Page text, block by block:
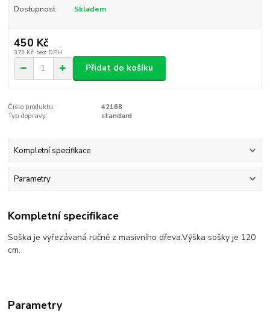
Dostupnost Skladem
450 Kč
372 Kč bez DPH
Přidat do košíku
Číslo produktu:
42168
Typ dopravy:
standard
Kompletní specifikace
Parametry
Kompletní specifikace
Soška je vyřezávaná ručně z masivního dřeva.Výška sošky je 120
cm.
Parametry